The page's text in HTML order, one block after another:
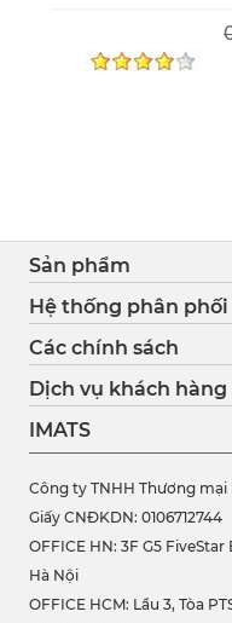
Sản phẩm
Hệ thống phân phối
Các chính sách
Dịch vụ khách hàng
IMATS
Công ty TNHH Thương mại
Giấy CNĐKDN: 0106712744
OFFICE HN: 3F G5
Hà Nội
OFFICE HCM: Lầu 3, Tòa